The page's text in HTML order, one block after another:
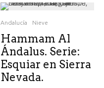
Andalucía Nieve
Hammam Al
Ándalus. Serie:
Esquiar en Sierra
Nevada.